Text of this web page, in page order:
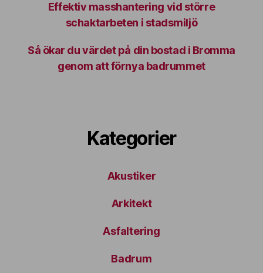
Effektiv masshantering vid större
schaktarbeten i stadsmiljö
Så ökar du värdet på din bostad i Bromma
genom att förnya badrummet
Kategorier
Akustiker
Arkitekt
Asfaltering
Badrum